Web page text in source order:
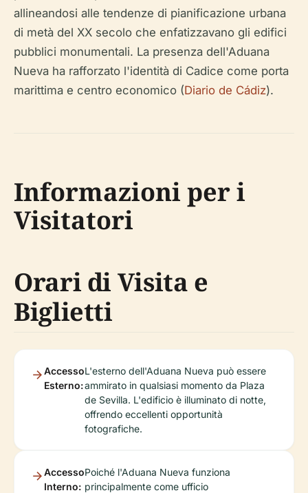
allineandosi alle tendenze di pianificazione urbana
di metà del XX secolo che enfatizzavano gli edifici
pubblici monumentali. La presenza dell'Aduana
Nueva ha rafforzato l'identità di Cadice come porta
marittima e centro economico (Diario de Cádiz).
Informazioni per i
Visitatori
Orari di Visita e
Biglietti
Accesso
Esterno:
L'esterno dell'Aduana Nueva può essere
ammirato in qualsiasi momento da Plaza
de Sevilla. L'edificio è illuminato di notte,
offrendo eccellenti opportunità
fotografiche.
Accesso
Interno:
Poiché l'Aduana Nueva funziona
principalmente come ufficio